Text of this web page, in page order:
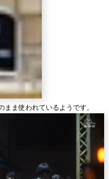
ま使われているようです。